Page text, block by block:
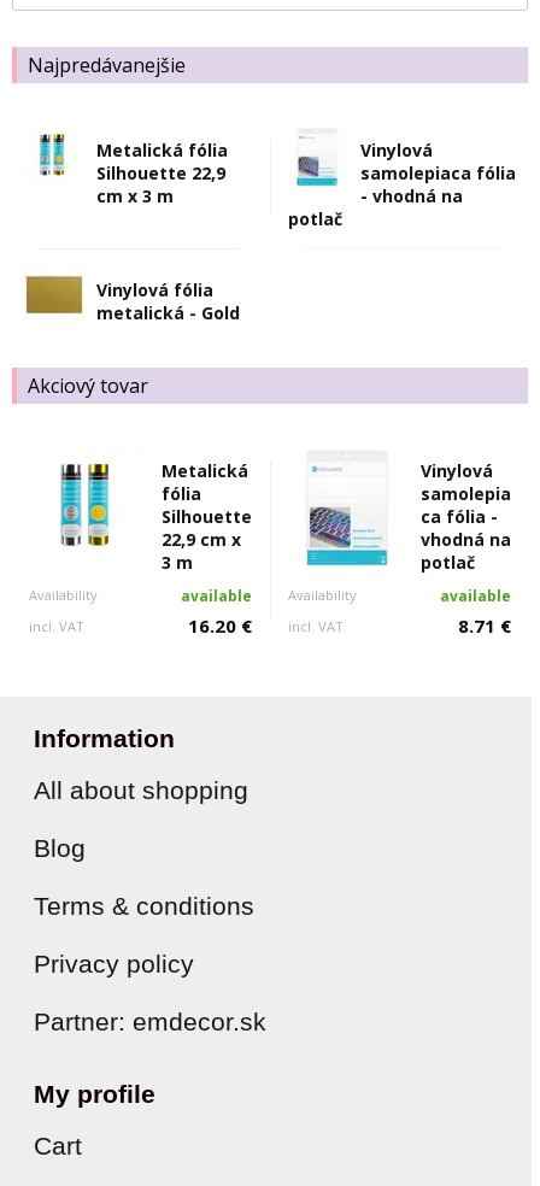
Najpredávanejšie
Metalická fólia
Silhouette 22,9
cm x 3 m
Vinylová
samolepiaca fólia
- vhodná na
potlač
Vinylová fólia
metalická - Gold
Akciový tovar
Metalická
fólia
Silhouette
22,9 cm x
3 m
Availability available
incl. VAT 16.20 €
Vinylová
samolepia
ca fólia -
vhodná na
potlač
Availability available
incl. VAT 8.71 €
Information
All about shopping
Blog
Terms & conditions
Privacy policy
Partner: emdecor.sk
My profile
Cart